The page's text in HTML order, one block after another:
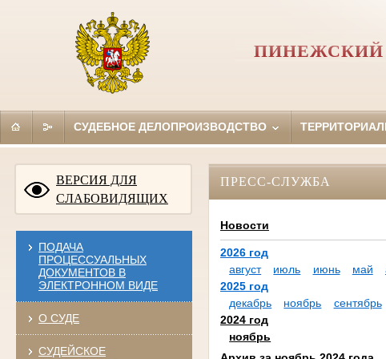
ПИНЕЖСКИЙ
СУДЕБНОЕ ДЕЛОПРОИЗВОДСТВО
ВЕРСИЯ ДЛЯ
СЛАБОВИДЯЩИХ
ПОДАЧА
ПРОЦЕССУАЛЬНЫХ
ДОКУМЕНТОВ В
ЭЛЕКТРОННОМ ВИДЕ
О СУДЕ
СУДЕЙСКОЕ
ПРЕСС-СЛУЖБА
Новости
2026 год
август
июль июнь май
2025 год
декабрь
ноябрь сентябрь
2024 год
ноябрь